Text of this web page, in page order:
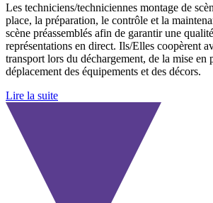
Les techniciens/techniciennes montage de
place, la préparation, le contrôle et la
scène préassemblés afin de garantir une
représentations en direct. Ils/Elles coopèrent
transport lors du déchargement, de la mise en
déplacement des équipements et des décors.
Lire la suite